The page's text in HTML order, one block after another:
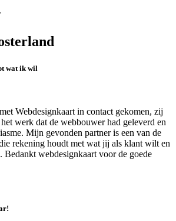
wat ik wil
Webdesignkaart in contact gekomen, zij
werk dat de webbouwer had geleverd en
Mijn gevonden partner is een van de
rekening houdt met wat jij als klant wilt en
Bedankt webdesignkaart voor de goede